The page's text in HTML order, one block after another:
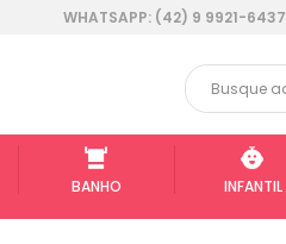
WHATSAPP: (42) 9 9921-6437
BANHO INFANTIL